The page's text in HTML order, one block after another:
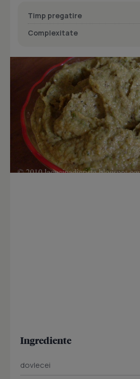
Timp pregatire
Complexitate
Ingrediente
dovlecei